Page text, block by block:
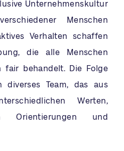
Unternehmenskultur
Menschen
Verhalten schaffen
die alle Menschen
behandelt. Die Folge
Team, das aus
Werten,
Orientierungen und